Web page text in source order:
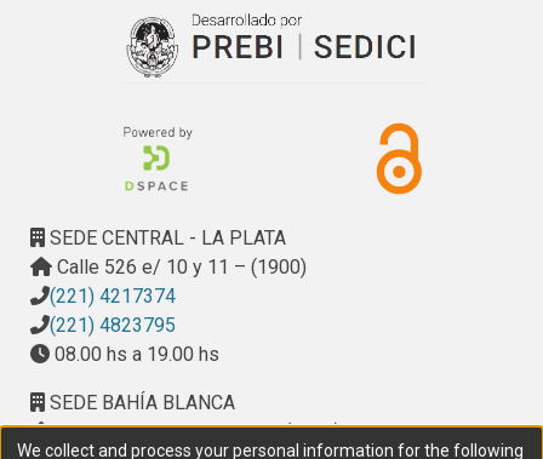
cada modelo fue bueno (porcentaje de error medio relativo
(%E) <6). El modelo que mejor ajustó fue Halsey (2.30 %E
(10ºC), 3.59% (20ºC) y 2.93% (40ºC)) seguido de Oswin
esta ecuación se encontró que los valores de humedad de
la monocapa (Wm) disminuyeron con el aumento de la
temperatura (0.063, 0.061 y 0.050 kg de agua/kg m.s para
presento un ajuste menor con E% mayor para todos los
casos. Los polvos almacenados a aw <0.33 se mantuvieron
fluidos a las tres temperaturas mientras que para aw=0.423
y 40°C se observó el colapso de la muestra.
SEDE CENTRAL - LA PLATA
Calle 526 e/ 10 y 11 – (1900)
(221) 4217374
(221) 4823795
08.00 hs a 19.00 hs
SEDE BAHÍA BLANCA
Calle Ciudad de Cali 320 – (8000). Universidad
We collect and process your personal information for the following